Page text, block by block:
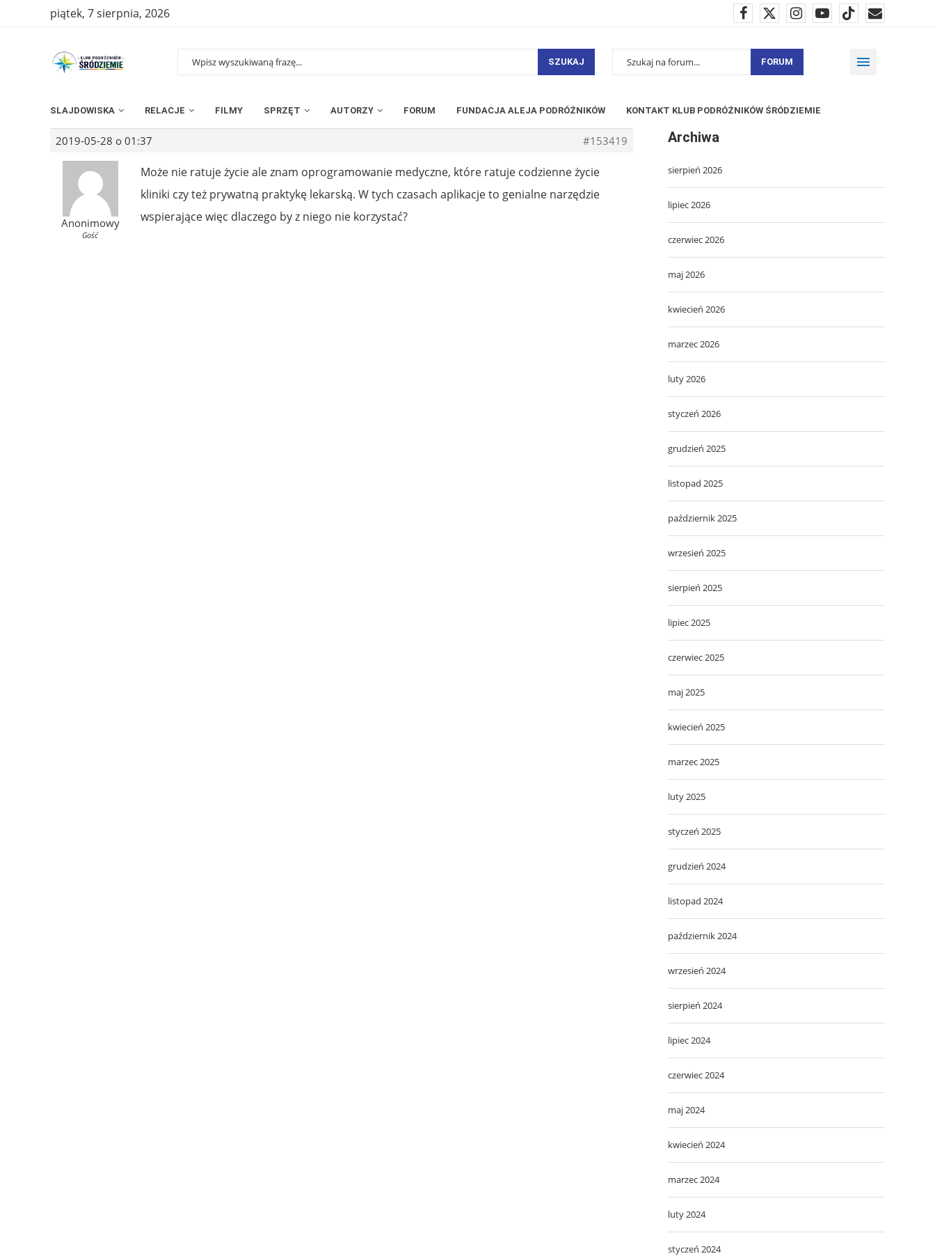
piątek, 7 sierpnia, 2026
SZUKAJ FORUM
SLAJDOWISKA RELACJE FILMY SPRZĘT AUTORZY FORUM FUNDACJA ALEJA PODRÓŻNIKÓW KONTAKT KLUB PODRÓŻNIKÓW ŚRÓDZIEMIE
2019-05-28 o 01:37 #153419
Anonimowy
Gość
Może nie ratuje życie ale znam oprogramowanie medyczne, które ratuje codzienne życie
kliniki czy też prywatną praktykę lekarską. W tych czasach aplikacje to genialne narzędzie
wspierające więc dlaczego by z niego nie korzystać?
Archiwa
sierpień 2026
lipiec 2026
czerwiec 2026
maj 2026
kwiecień 2026
marzec 2026
luty 2026
styczeń 2026
grudzień 2025
listopad 2025
październik 2025
wrzesień 2025
sierpień 2025
lipiec 2025
czerwiec 2025
maj 2025
kwiecień 2025
marzec 2025
luty 2025
styczeń 2025
grudzień 2024
listopad 2024
październik 2024
wrzesień 2024
sierpień 2024
lipiec 2024
czerwiec 2024
maj 2024
kwiecień 2024
marzec 2024
luty 2024
styczeń 2024